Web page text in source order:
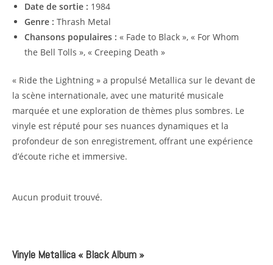
Date de sortie : 1984
Genre : Thrash Metal
Chansons populaires : « Fade to Black », « For Whom
the Bell Tolls », « Creeping Death »
« Ride the Lightning » a propulsé Metallica sur le devant de
la scène internationale, avec une maturité musicale
marquée et une exploration de thèmes plus sombres. Le
vinyle est réputé pour ses nuances dynamiques et la
profondeur de son enregistrement, offrant une expérience
d’écoute riche et immersive.
Aucun produit trouvé.
Vinyle Metallica « Black Album »